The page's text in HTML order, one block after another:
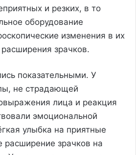
и резких, в то
оборудование
изменения в их
зрачков.
показательными. У
не страдающей
лица и реакция
эмоциональной
улыбка на приятные
расширение зрачков на